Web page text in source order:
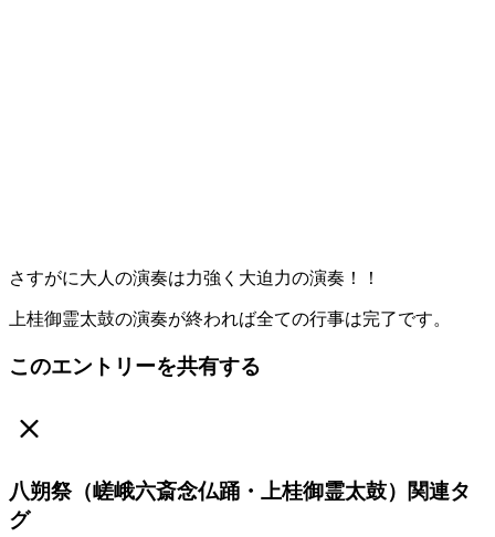
さすがに大人の演奏は力強く大迫力の演奏！！
上桂御霊太鼓の演奏が終われば全ての行事は完了です。
このエントリーを共有する
八朔祭（嵯峨六斎念仏踊・上桂御霊太鼓）関連タ
グ